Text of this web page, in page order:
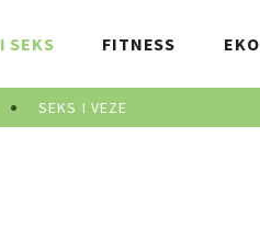
SEKS
SEKS I VEZE
FITNESS EKO